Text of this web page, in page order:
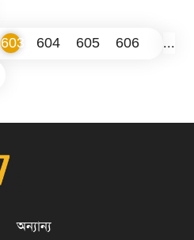
603 604 605 606
...
অন্যান্য